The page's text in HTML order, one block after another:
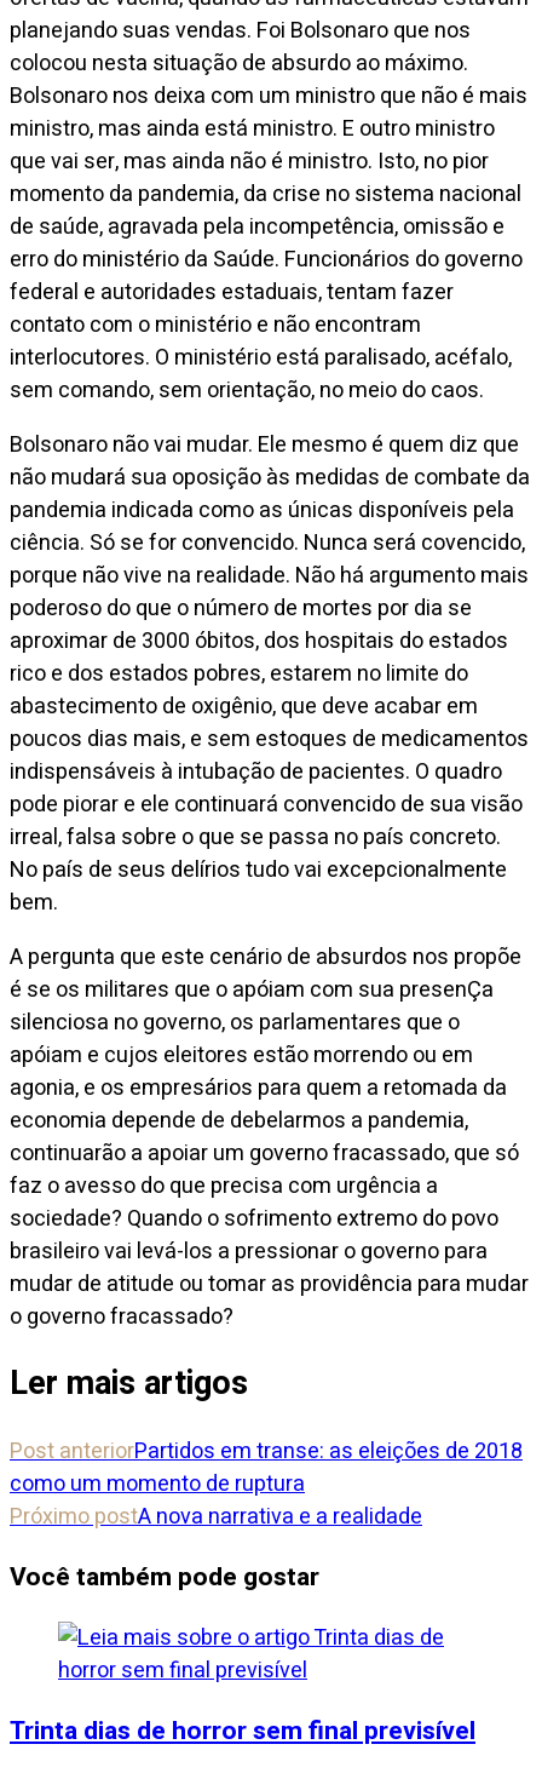
planejando suas vendas. Foi Bolsonaro que nos
colocou nesta situação de absurdo ao máximo.
Bolsonaro nos deixa com um ministro que não é mais
ministro, mas ainda está ministro. E outro ministro
que vai ser, mas ainda não é ministro. Isto, no pior
momento da pandemia, da crise no sistema nacional
de saúde, agravada pela incompetência, omissão e
erro do ministério da Saúde. Funcionários do governo
federal e autoridades estaduais, tentam fazer
contato com o ministério e não encontram
interlocutores. O ministério está paralisado, acéfalo,
sem comando, sem orientação, no meio do caos.
Bolsonaro não vai mudar. Ele mesmo é quem diz que
não mudará sua oposição às medidas de combate da
pandemia indicada como as únicas disponíveis pela
ciência. Só se for convencido. Nunca será covencido,
porque não vive na realidade. Não há argumento mais
poderoso do que o número de mortes por dia se
aproximar de 3000 óbitos, dos hospitais do estados
rico e dos estados pobres, estarem no limite do
abastecimento de oxigênio, que deve acabar em
poucos dias mais, e sem estoques de medicamentos
indispensáveis à intubação de pacientes. O quadro
pode piorar e ele continuará convencido de sua visão
irreal, falsa sobre o que se passa no país concreto.
No país de seus delírios tudo vai excepcionalmente
bem.
A pergunta que este cenário de absurdos nos propõe
é se os militares que o apóiam com sua presenÇa
silenciosa no governo, os parlamentares que o
apóiam e cujos eleitores estão morrendo ou em
agonia, e os empresários para quem a retomada da
economia depende de debelarmos a pandemia,
continuarão a apoiar um governo fracassado, que só
faz o avesso do que precisa com urgência a
sociedade? Quando o sofrimento extremo do povo
brasileiro vai levá-los a pressionar o governo para
mudar de atitude ou tomar as providência para mudar
o governo fracassado?
Ler mais artigos
Post anteriorPartidos em transe: as eleições de 2018
como um momento de ruptura
Próximo postA nova narrativa e a realidade
Você também pode gostar
Trinta dias de horror sem final previsível